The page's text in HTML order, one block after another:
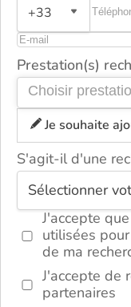
+33
Prestation(s)
Je souhaite
S'agit-il d'une
J'accepte
utilisées
de ma
J'accepte de
partenaires